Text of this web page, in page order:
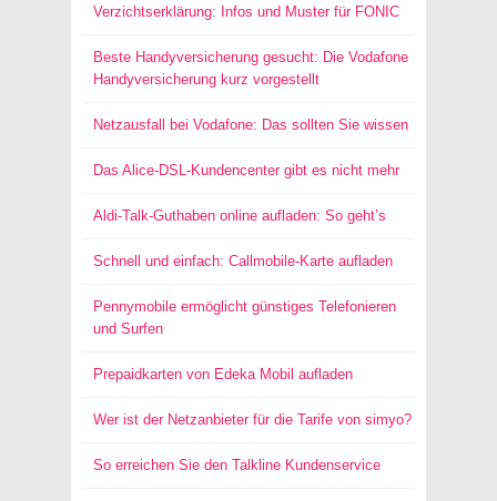
Verzichtserklärung: Infos und Muster für FONIC
Beste Handyversicherung gesucht: Die Vodafone
Handyversicherung kurz vorgestellt
Netzausfall bei Vodafone: Das sollten Sie wissen
Das Alice-DSL-Kundencenter gibt es nicht mehr
Aldi-Talk-Guthaben online aufladen: So geht’s
Schnell und einfach: Callmobile-Karte aufladen
Pennymobile ermöglicht günstiges Telefonieren
und Surfen
Prepaidkarten von Edeka Mobil aufladen
Wer ist der Netzanbieter für die Tarife von simyo?
So erreichen Sie den Talkline Kundenservice